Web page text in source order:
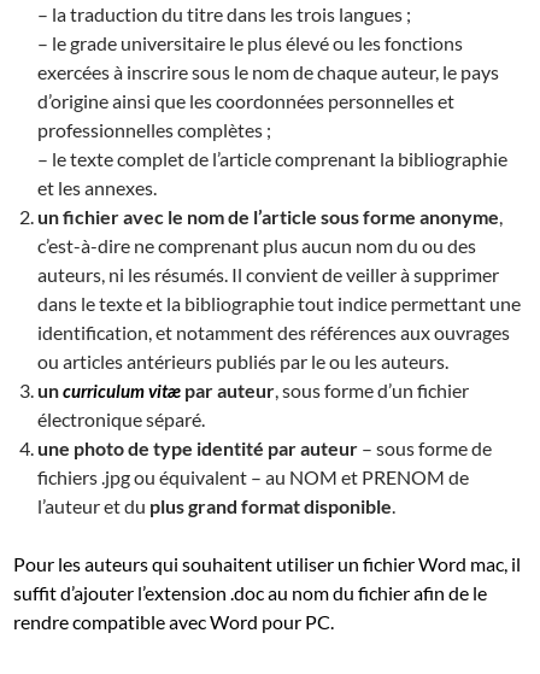
– la traduction du titre dans les trois langues ;
– le grade universitaire le plus élevé ou les fonctions
exercées à inscrire sous le nom de chaque auteur, le pays
d’origine ainsi que les coordonnées personnelles et
professionnelles complètes ;
– le texte complet de l’article comprenant la bibliographie
et les annexes.
un fichier avec le nom de l’article sous forme anonyme,
c’est-à-dire ne comprenant plus aucun nom du ou des
auteurs, ni les résumés. Il convient de veiller à supprimer
dans le texte et la bibliographie tout indice permettant une
identification, et notamment des références aux ouvrages
ou articles antérieurs publiés par le ou les auteurs.
uncurriculum vitæ par auteur, sous forme d’un fichier
électronique séparé.
une photo de type identité par auteur – sous forme de
fichiers .jpg ou équivalent – au NOM et PRENOM de
l’auteur et du plus grand format disponible.
Pour les auteurs qui souhaitent utiliser un fichier Word mac, il
suffit d’ajouter l’extension .doc au nom du fichier afin de le
rendre compatible avec Word pour PC.